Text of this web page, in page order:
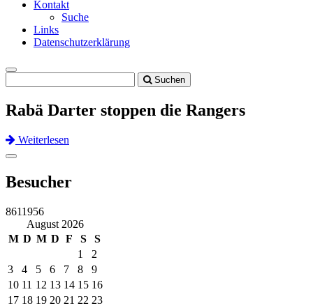
Kontakt
Suche
Links
Datenschutzerklärung
Toggle
navigation
Suchen
Rabä Darter stoppen die Rangers
Weiterlesen
Previous
Next
Toggle
Besucher
8611956
August 2026
M D M D F S S
1
2
3
4 5 6 7 8
9
10 11 12 13 14 15 16
17 18 19 20 21 22 23